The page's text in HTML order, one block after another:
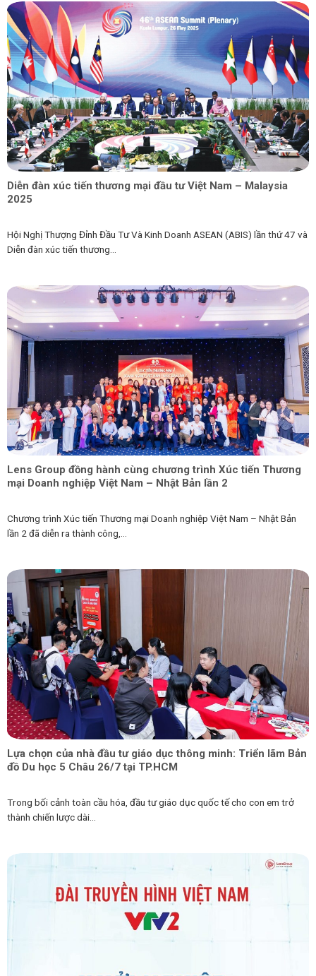
Diễn đàn xúc tiến thương mại đầu tư Việt Nam – Malaysia
2025
Hội Nghị Thượng Đỉnh Đầu Tư Và Kinh Doanh ASEAN (ABIS) lần thứ 47 và
Diễn đàn xúc tiến thương...
Lens Group đồng hành cùng chương trình Xúc tiến Thương
mại Doanh nghiệp Việt Nam – Nhật Bản lần 2
Chương trình Xúc tiến Thương mại Doanh nghiệp Việt Nam – Nhật Bản
lần 2 đã diễn ra thành công,...
Lựa chọn của nhà đầu tư giáo dục thông minh: Triển lãm Bản
đồ Du học 5 Châu 26/7 tại TP.HCM
Trong bối cảnh toàn cầu hóa, đầu tư giáo dục quốc tế cho con em trở
thành chiến lược dài...